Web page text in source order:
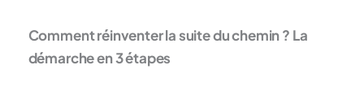
Comment réinventer la suite du chemin ? La
démarche en 3 étapes